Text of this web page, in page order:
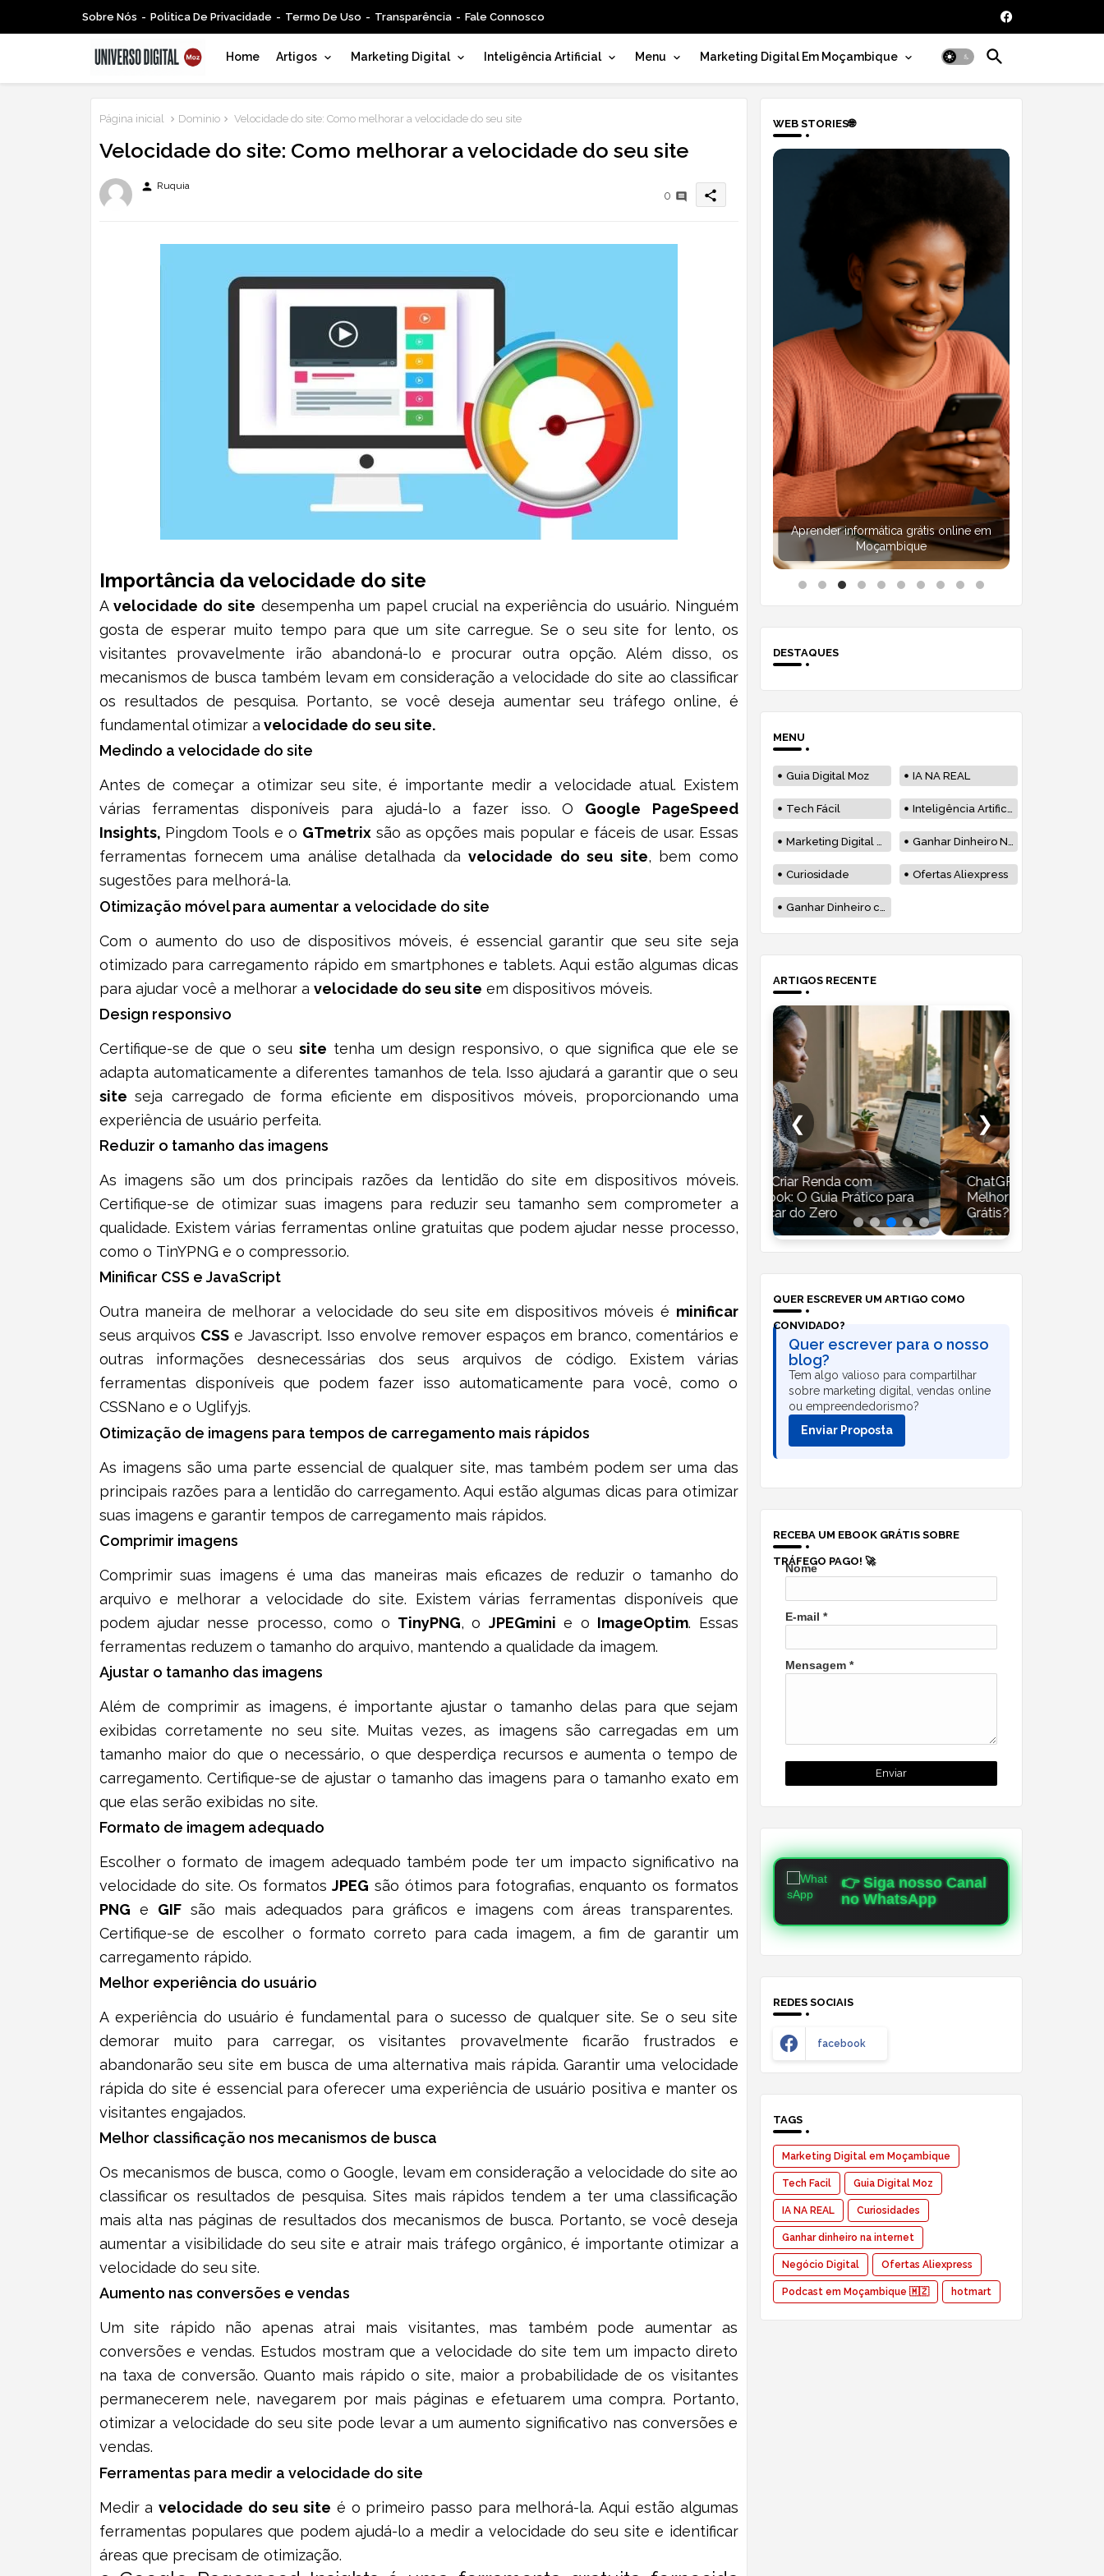
Sobre Nós Politica De Privacidade Termo De Uso Transparência Fale Connosco
Home Artigos Marketing Digital Inteligência Artificial Menu Marketing Digital Em Moçambique
Página inicial Dominio Velocidade do site: Como melhorar a velocidade do seu site
Velocidade do site: Como melhorar a velocidade do seu site
person Ruquia
0 share
Importância da velocidade do site
Avelocidade do site desempenha um papel crucial na experiência do usuário. Ninguém
gosta de esperar muito tempo para que um site carregue. Se o seu site for lento, os
visitantes provavelmente irão abandoná-lo e procurar outra opção. Além disso, os
mecanismos de busca também levam em consideração a velocidade do site ao classificar
os resultados de pesquisa. Portanto, se você deseja aumentar seu tráfego online, é
fundamental otimizar a velocidade do seu site.
Medindo a velocidade do site
Antes de começar a otimizar seu site, é importante medir a velocidade atual. Existem
várias ferramentas disponíveis para ajudá-lo a fazer isso. O Google PageSpeed
Insights, Pingdom Toolse o GTmetrixsão as opções mais popular e fáceis de usar. Essas
ferramentas fornecem uma análise detalhada davelocidade do seu site, bem como
sugestões para melhorá-la.
Otimização móvel para aumentar a velocidade do site
Com o aumento do uso de dispositivos móveis, é essencial garantir que seu site seja
otimizado para carregamento rápido em smartphones e tablets. Aqui estão algumas dicas
para ajudar você a melhorar a velocidade do seu site em dispositivos móveis.
Design responsivo
Certifique-se de que o seu site tenha um design responsivo, o que significa que ele se
adapta automaticamente a diferentes tamanhos de tela. Isso ajudará a garantir que o seu
siteseja carregado de forma eficiente em dispositivos móveis, proporcionando uma
experiência de usuário perfeita.
Reduzir o tamanho das imagens
As imagens são um dos principais razões da lentidão do site em dispositivos móveis.
Certifique-se de otimizar suas imagens para reduzir seu tamanho sem comprometer a
qualidade. Existem várias ferramentas online gratuitas que podem ajudar nesse processo,
como o TinYPNG e o compressor.io.
Minificar CSS e JavaScript
Outra maneira de melhorar a velocidade do seu site em dispositivos móveis é minificar
seus arquivos CSSe Javascript. Isso envolve remover espaços em branco, comentários e
outras informações desnecessárias dos seus arquivos de código. Existem várias
ferramentas disponíveis que podem fazer isso automaticamente para você, como o
CSSNano e o Uglifyjs.
Otimização de imagens para tempos de carregamento mais rápidos
As imagens são uma parte essencial de qualquer site, mas também podem ser uma das
principais razões para a lentidão do carregamento. Aqui estão algumas dicas para otimizar
suas imagens e garantir tempos de carregamento mais rápidos.
Comprimir imagens
Comprimir suas imagens é uma das maneiras mais eficazes de reduzir o tamanho do
arquivo e melhorar a velocidade do site. Existem várias ferramentas disponíveis que
podem ajudar nesse processo, como o TinyPNG, o JPEGmini e o ImageOptim. Essas
ferramentas reduzem o tamanho do arquivo, mantendo a qualidade da imagem.
Ajustar o tamanho das imagens
Além de comprimir as imagens, é importante ajustar o tamanho delas para que sejam
exibidas corretamente no seu site. Muitas vezes, as imagens são carregadas em um
tamanho maior do que o necessário, o que desperdiça recursos e aumenta o tempo de
carregamento. Certifique-se de ajustar o tamanho das imagens para o tamanho exato em
que elas serão exibidas no site.
Formato de imagem adequado
Escolher o formato de imagem adequado também pode ter um impacto significativo na
velocidade do site. Os formatosJPEG são ótimos para fotografias, enquanto os formatos
PNG e GIFsão mais adequados para gráficos e imagens com áreas transparentes.
Certifique-se de escolher o formato correto para cada imagem, a fim de garantir um
carregamento rápido.
Melhor experiência do usuário
A experiência do usuário é fundamental para o sucesso de qualquer site. Se o seu site
demorar muito para carregar, os visitantes provavelmente ficarão frustrados e
abandonarão seu site em busca de uma alternativa mais rápida. Garantir uma velocidade
rápida do site é essencial para oferecer uma experiência de usuário positiva e manter os
visitantes engajados.
Melhor classificação nos mecanismos de busca
Os mecanismos de busca, como o Google, levam em consideração a velocidade do site ao
classificar os resultados de pesquisa. Sites mais rápidos tendem a ter uma classificação
mais alta nas páginas de resultados dos mecanismos de busca. Portanto, se você deseja
aumentar a visibilidade do seu site e atrair mais tráfego orgânico, é importante otimizar a
velocidade do seu site.
Aumento nas conversões e vendas
Um site rápido não apenas atrai mais visitantes, mas também pode aumentar as
conversões e vendas. Estudos mostram que a velocidade do site tem um impacto direto
na taxa de conversão. Quanto mais rápido o site, maior a probabilidade de os visitantes
permanecerem nele, navegarem por mais páginas e efetuarem uma compra. Portanto,
otimizar a velocidade do seu site pode levar a um aumento significativo nas conversões e
vendas.
Ferramentas para medir a velocidade do site
Medir a velocidade do seu site é o primeiro passo para melhorá-la. Aqui estão algumas
ferramentas populares que podem ajudá-lo a medir a velocidade do seu site e identificar
áreas que precisam de otimização.
WEB STORIES🌐
Aprender informática grátis online em
Moçambique
DESTAQUES
MENU
Guia Digital Moz IA NA REAL
Tech Fácil Inteligência Artificial
Marketing Digital Moçambique Ganhar Dinheiro Na Internet
Curiosidade Ofertas Aliexpress
Ganhar Dinheiro com Blog em Moçambique
ARTIGOS RECENTE
Como Criar Loja Online em
Moçambique: O Guia
Completo para o Sucesso
Como Criar Renda com
Facebook: O Guia Prático para
Começar do Zero
ChatGPT vs Gemini: Qual é a
Melhor Inteligência Artificial
Grátis?
❮ ❯
QUER ESCREVER UM ARTIGO COMO
CONVIDADO?
Quer escrever para o nosso
blog?
Tem algo valioso para compartilhar
sobre marketing digital, vendas online
ou empreendedorismo?
Enviar Proposta
RECEBA UM EBOOK GRÁTIS SOBRE
TRÁFEGO PAGO! 🚀
Nome
E-mail *
Mensagem *
👉 Siga nosso Canal
no WhatsApp
REDES SOCIAIS
facebook
TAGS
Marketing Digital em Moçambique
Tech Facil Guia Digital Moz
IA NA REAL Curiosidades
Ganhar dinheiro na internet
Negócio Digital Ofertas Aliexpress
Podcast em Moçambique 🇲🇿 hotmart